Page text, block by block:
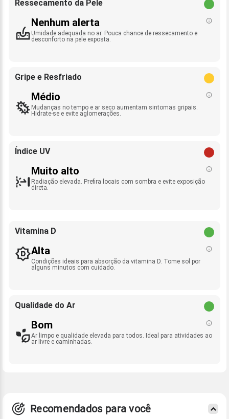
Ressecamento da Pele
Nenhum alerta
Umidade adequada no ar. Pouca chance de ressecamento e
desconforto na pele exposta.
Gripe e Resfriado
Médio
Mudanças no tempo e ar seco aumentam sintomas gripais.
Hidrate-se e evite aglomerações.
Índice UV
Muito alto
Radiação elevada. Prefira locais com sombra e evite exposição
direta.
Vitamina D
Alta
Condições ideais para absorção da vitamina D. Tome sol por
alguns minutos com cuidado.
Qualidade do Ar
Bom
Ar limpo e qualidade elevada para todos. Ideal para atividades ao
ar livre e caminhadas.
Recomendados para você